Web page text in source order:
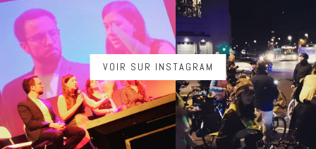
VOIR SUR INSTAGRAM